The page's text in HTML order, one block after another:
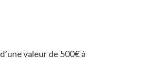
d’une valeur de 500€ à